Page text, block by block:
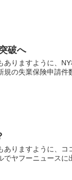
破へ
りますように、
の失業保険申請
りますように、コ
ヤフーニュースに